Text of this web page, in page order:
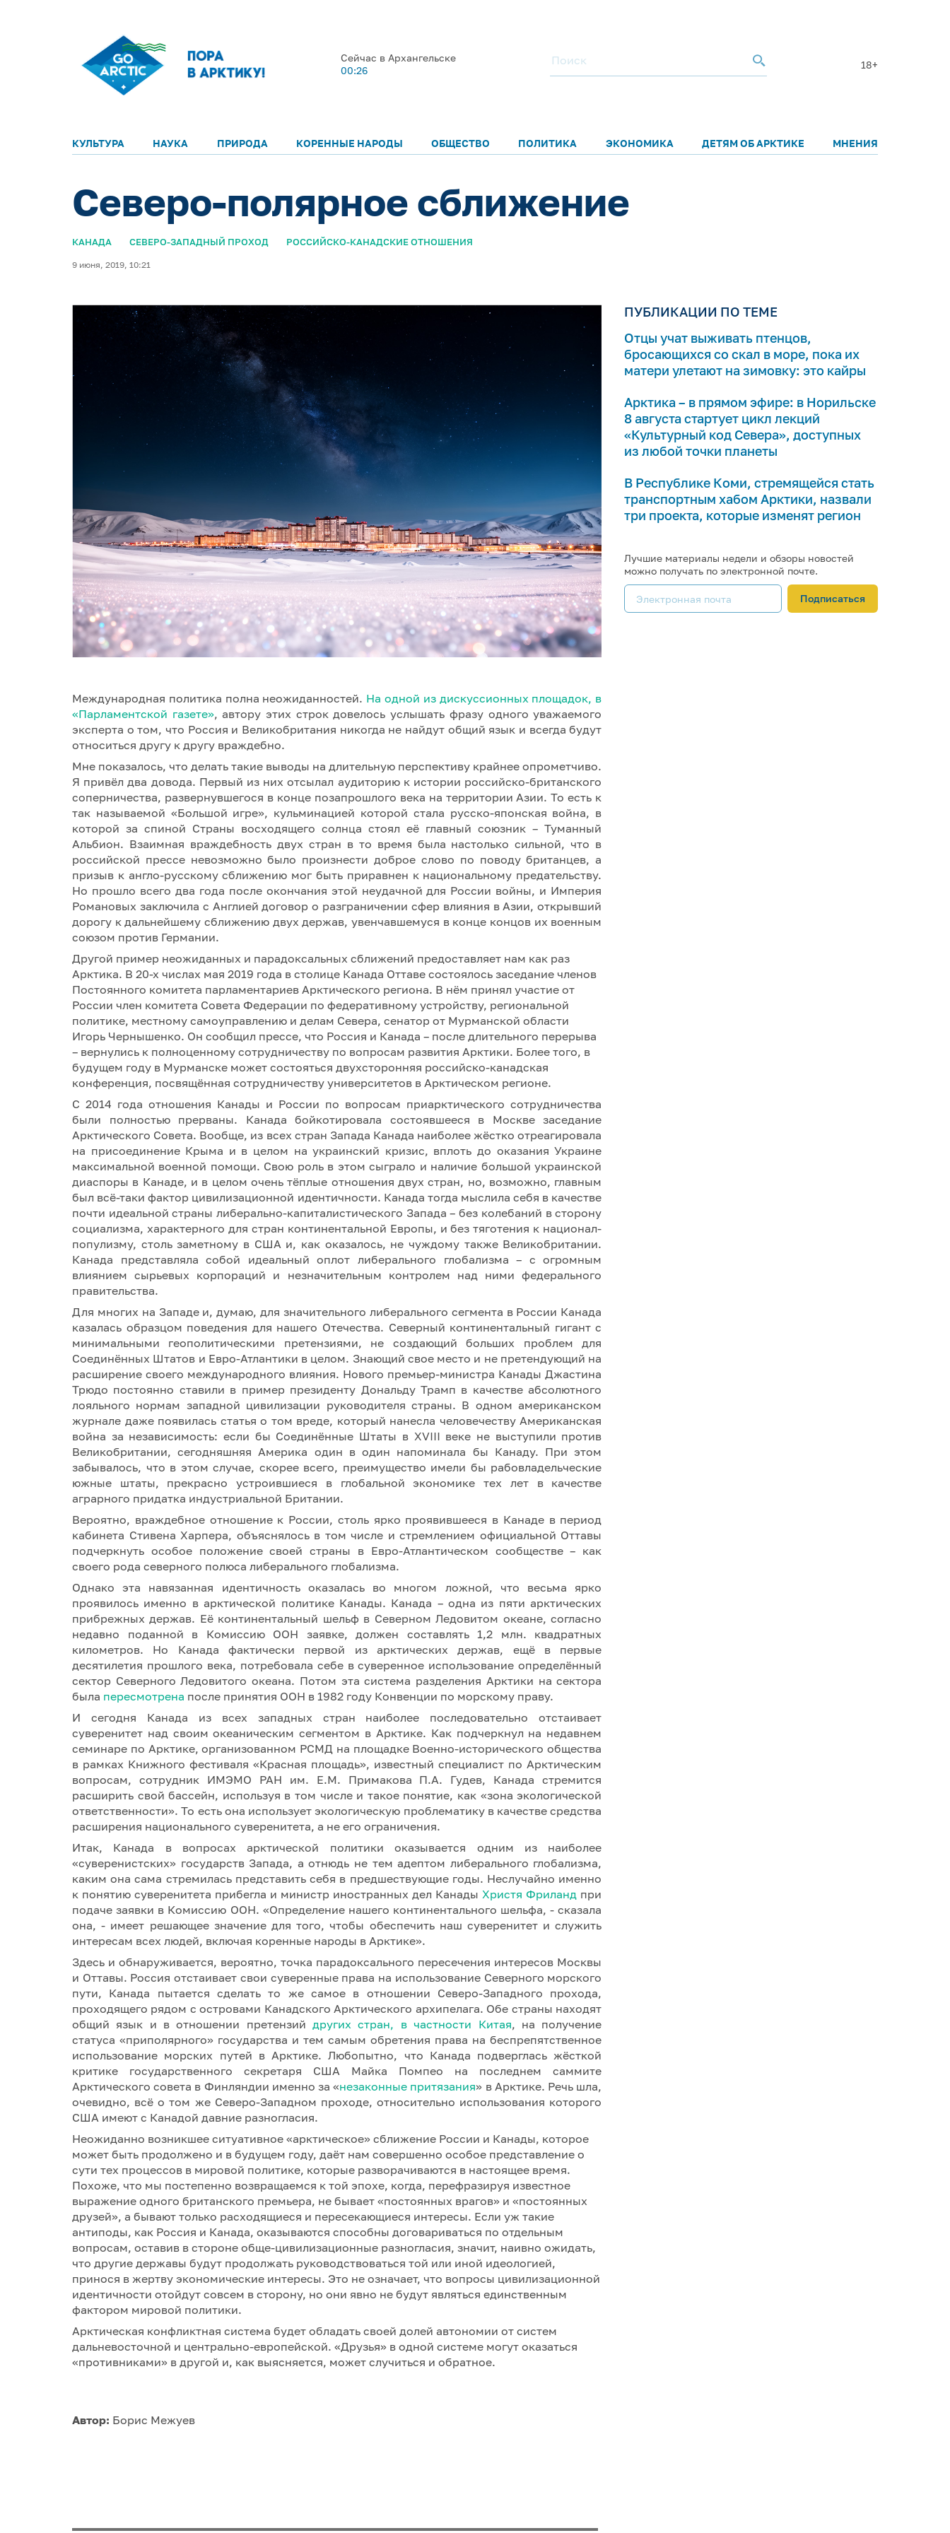
Сейчас в Архангельске
00:26
18+
КУЛЬТУРА НАУКА ПРИРОДА КОРЕННЫЕ НАРОДЫ ОБЩЕСТВО ПОЛИТИКА ЭКОНОМИКА ДЕТЯМ ОБ АРКТИКЕ МНЕНИЯ
Северо-полярное сближение
КАНАДА СЕВЕРО-ЗАПАДНЫЙ ПРОХОД РОССИЙСКО-КАНАДСКИЕ ОТНОШЕНИЯ
9 июня, 2019, 10:21
Международная политика полна неожиданностей. На одной из дискуссионных площадок, в
«Парламентской газете», автору этих строк довелось услышать фразу одного уважаемого
эксперта о том, что Россия и Великобритания никогда не найдут общий язык и всегда будут
относиться другу к другу враждебно.
Мне показалось, что делать такие выводы на длительную перспективу крайнее опрометчиво.
Я привёл два довода. Первый из них отсылал аудиторию к истории российско-британского
соперничества, развернувшегося в конце позапрошлого века на территории Азии. То есть к
так называемой «Большой игре», кульминацией которой стала русско-японская война, в
которой за спиной Страны восходящего солнца стоял её главный союзник – Туманный
Альбион. Взаимная враждебность двух стран в то время была настолько сильной, что в
российской прессе невозможно было произнести доброе слово по поводу британцев, а
призыв к англо-русскому сближению мог быть приравнен к национальному предательству.
Но прошло всего два года после окончания этой неудачной для России войны, и Империя
Романовых заключила с Англией договор о разграничении сфер влияния в Азии, открывший
дорогу к дальнейшему сближению двух держав, увенчавшемуся в конце концов их военным
союзом против Германии.
Другой пример неожиданных и парадоксальных сближений предоставляет нам как раз
Арктика. В 20-х числах мая 2019 года в столице Канада Оттаве состоялось заседание членов
Постоянного комитета парламентариев Арктического региона. В нём принял участие от
России член комитета Совета Федерации по федеративному устройству, региональной
политике, местному самоуправлению и делам Севера, сенатор от Мурманской области
Игорь Чернышенко. Он сообщил прессе, что Россия и Канада – после длительного перерыва
– вернулись к полноценному сотрудничеству по вопросам развития Арктики. Более того, в
будущем году в Мурманске может состояться двухсторонняя российско-канадская
конференция, посвящённая сотрудничеству университетов в Арктическом регионе.
С 2014 года отношения Канады и России по вопросам приарктического сотрудничества
были полностью прерваны. Канада бойкотировала состоявшееся в Москве заседание
Арктического Совета. Вообще, из всех стран Запада Канада наиболее жёстко отреагировала
на присоединение Крыма и в целом на украинский кризис, вплоть до оказания Украине
максимальной военной помощи. Свою роль в этом сыграло и наличие большой украинской
диаспоры в Канаде, и в целом очень тёплые отношения двух стран, но, возможно, главным
был всё-таки фактор цивилизационной идентичности. Канада тогда мыслила себя в качестве
почти идеальной страны либерально-капиталистического Запада – без колебаний в сторону
социализма, характерного для стран континентальной Европы, и без тяготения к национал-
популизму, столь заметному в США и, как оказалось, не чуждому также Великобритании.
Канада представляла собой идеальный оплот либерального глобализма – с огромным
влиянием сырьевых корпораций и незначительным контролем над ними федерального
правительства.
Для многих на Западе и, думаю, для значительного либерального сегмента в России Канада
казалась образцом поведения для нашего Отечества. Северный континентальный гигант с
минимальными геополитическими претензиями, не создающий больших проблем для
Соединённых Штатов и Евро-Атлантики в целом. Знающий свое место и не претендующий на
расширение своего международного влияния. Нового премьер-министра Канады Джастина
Трюдо постоянно ставили в пример президенту Дональду Трамп в качестве абсолютного
лояльного нормам западной цивилизации руководителя страны. В одном американском
журнале даже появилась статья о том вреде, который нанесла человечеству Американская
война за независимость: если бы Соединённые Штаты в XVIII веке не выступили против
Великобритании, сегодняшняя Америка один в один напоминала бы Канаду. При этом
забывалось, что в этом случае, скорее всего, преимущество имели бы рабовладельческие
южные штаты, прекрасно устроившиеся в глобальной экономике тех лет в качестве
аграрного придатка индустриальной Британии.
Вероятно, враждебное отношение к России, столь ярко проявившееся в Канаде в период
кабинета Стивена Харпера, объяснялось в том числе и стремлением официальной Оттавы
подчеркнуть особое положение своей страны в Евро-Атлантическом сообществе – как
своего рода северного полюса либерального глобализма.
Однако эта навязанная идентичность оказалась во многом ложной, что весьма ярко
проявилось именно в арктической политике Канады. Канада – одна из пяти арктических
прибрежных держав. Её континентальный шельф в Северном Ледовитом океане, согласно
недавно поданной в Комиссию ООН заявке, должен составлять 1,2 млн. квадратных
километров. Но Канада фактически первой из арктических держав, ещё в первые
десятилетия прошлого века, потребовала себе в суверенное использование определённый
сектор Северного Ледовитого океана. Потом эта система разделения Арктики на сектора
была пересмотрена после принятия ООН в 1982 году Конвенции по морскому праву.
И сегодня Канада из всех западных стран наиболее последовательно отстаивает
суверенитет над своим океаническим сегментом в Арктике. Как подчеркнул на недавнем
семинаре по Арктике, организованном РСМД на площадке Военно-исторического общества
в рамках Книжного фестиваля «Красная площадь», известный специалист по Арктическим
вопросам, сотрудник ИМЭМО РАН им. Е.М. Примакова П.А. Гудев, Канада стремится
расширить свой бассейн, используя в том числе и такое понятие, как «зона экологической
ответственности». То есть она использует экологическую проблематику в качестве средства
расширения национального суверенитета, а не его ограничения.
Итак, Канада в вопросах арктической политики оказывается одним из наиболее
«суверенистских» государств Запада, а отнюдь не тем адептом либерального глобализма,
каким она сама стремилась представить себя в предшествующие годы. Неслучайно именно
к понятию суверенитета прибегла и министр иностранных дел КанадыХристя Фриланд при
подаче заявки в Комиссию ООН. «Определение нашего континентального шельфа, - сказала
она, - имеет решающее значение для того, чтобы обеспечить наш суверенитет и служить
интересам всех людей, включая коренные народы в Арктике».
Здесь и обнаруживается, вероятно, точка парадоксального пересечения интересов Москвы
и Оттавы. Россия отстаивает свои суверенные права на использование Северного морского
пути, Канада пытается сделать то же самое в отношении Северо-Западного прохода,
проходящего рядом с островами Канадского Арктического архипелага. Обе страны находят
общий язык и в отношении претензийдругих стран, в частности Китая, на получение
статуса «приполярного» государства и тем самым обретения права на беспрепятственное
использование морских путей в Арктике. Любопытно, что Канада подверглась жёсткой
критике государственного секретаря США Майка Помпео на последнем саммите
Арктического совета в Финляндии именно за «незаконные притязания» в Арктике. Речь шла,
очевидно, всё о том же Северо-Западном проходе, относительно использования которого
США имеют с Канадой давние разногласия.
Неожиданно возникшее ситуативное «арктическое» сближение России и Канады, которое
может быть продолжено и в будущем году, даёт нам совершенно особое представление о
сути тех процессов в мировой политике, которые разворачиваются в настоящее время.
Похоже, что мы постепенно возвращаемся к той эпохе, когда, перефразируя известное
выражение одного британского премьера, не бывает «постоянных врагов» и «постоянных
друзей», а бывают только расходящиеся и пересекающиеся интересы. Если уж такие
антиподы, как Россия и Канада, оказываются способны договариваться по отдельным
вопросам, оставив в стороне обще-цивилизационные разногласия, значит, наивно ожидать,
что другие державы будут продолжать руководствоваться той или иной идеологией,
принося в жертву экономические интересы. Это не означает, что вопросы цивилизационной
идентичности отойдут совсем в сторону, но они явно не будут являться единственным
фактором мировой политики.
Арктическая конфликтная система будет обладать своей долей автономии от систем
дальневосточной и центрально-европейской. «Друзья» в одной системе могут оказаться
«противниками» в другой и, как выясняется, может случиться и обратное.
Автор: Борис Межуев
ПУБЛИКАЦИИ ПО ТЕМЕ
Отцы учат выживать птенцов,
бросающихся со скал в море, пока их
матери улетают на зимовку: это кайры
Арктика – в прямом эфире: в Норильске
8 августа стартует цикл лекций
«Культурный код Севера», доступных
из любой точки планеты
В Республике Коми, стремящейся стать
транспортным хабом Арктики, назвали
три проекта, которые изменят регион
Лучшие материалы недели и обзоры новостей
можно получать по электронной почте.
Подписаться